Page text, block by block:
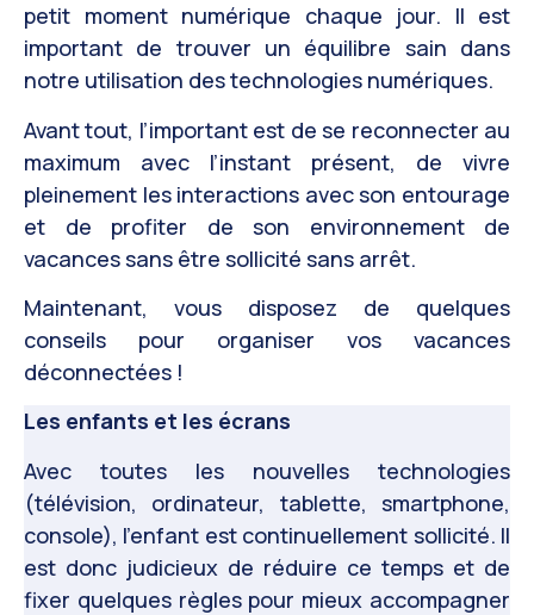
petit moment numérique chaque jour. Il est
important de trouver un équilibre sain dans
notre utilisation des technologies numériques.
Avant tout, l’important est de se reconnecter au
maximum avec l’instant présent, de vivre
pleinement les interactions avec son entourage
et de profiter de son environnement de
vacances sans être sollicité sans arrêt.
Maintenant, vous disposez de quelques
conseils pour organiser vos vacances
déconnectées !
Les enfants et les écrans
Avec toutes les nouvelles technologies
(télévision, ordinateur, tablette, smartphone,
console), l’enfant est continuellement sollicité. Il
est donc judicieux de réduire ce temps et de
fixer quelques règles pour mieux accompagner